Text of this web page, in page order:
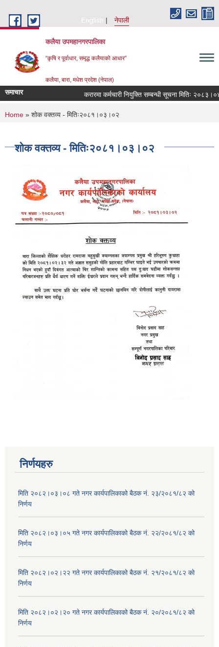
English
नेपाली
कलैया उपमहानगरपालिका
“कृषि र पूर्वाधार, समृद्ध कलैयाको आधार”
कलैया, बारा, मधेश प्रदेश (नेपाल)
समाचार करारमा कर्मचारी नियुक्ति सम्बन्धी सूचना मितिः
You are here
Home » शोक वक्तव्य - मितिः२०८१।०३।०२
शोक वक्तव्य - मितिः२०८१।०३।०२
निर्णयहरु
मिति २०८२।०३।०८ गते नगर कार्यपालिकाको बैठक नं. २३/२०८१/८२ को
निर्णय
मिति २०८२।०३।०५ गते नगर कार्यपालिकाको बैठक नं. २२/२०८१/८२ को
निर्णय
मिति २०८२।०२।२२ गते नगर कार्यपालिकाको बैठक नं. २१/२०८१/८२ को
निर्णय
मिति २०८२।०२।२० गते नगर कार्यपालिकाको बैठक नं. २०/२०८१/८२ को
निर्णय